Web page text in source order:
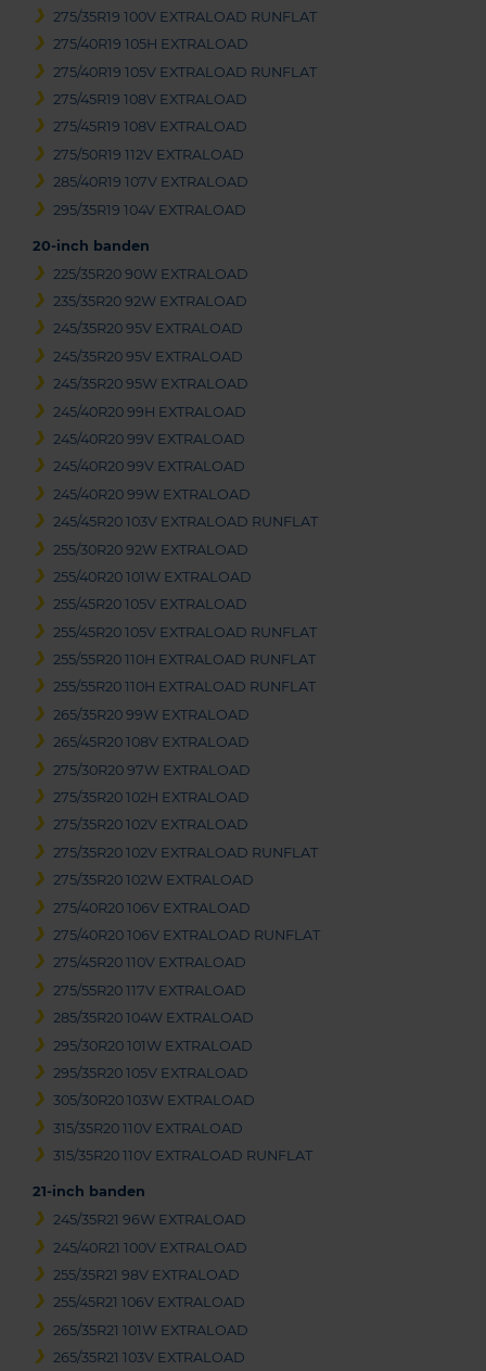
275/35R19 100V EXTRALOAD RUNFLAT
275/40R19 105H EXTRALOAD
275/40R19 105V EXTRALOAD RUNFLAT
275/45R19 108V EXTRALOAD
275/45R19 108V EXTRALOAD
275/50R19 112V EXTRALOAD
285/40R19 107V EXTRALOAD
295/35R19 104V EXTRALOAD
20-inch banden
225/35R20 90W EXTRALOAD
235/35R20 92W EXTRALOAD
245/35R20 95V EXTRALOAD
245/35R20 95V EXTRALOAD
245/35R20 95W EXTRALOAD
245/40R20 99H EXTRALOAD
245/40R20 99V EXTRALOAD
245/40R20 99V EXTRALOAD
245/40R20 99W EXTRALOAD
245/45R20 103V EXTRALOAD RUNFLAT
255/30R20 92W EXTRALOAD
255/40R20 101W EXTRALOAD
255/45R20 105V EXTRALOAD
255/45R20 105V EXTRALOAD RUNFLAT
255/55R20 110H EXTRALOAD RUNFLAT
255/55R20 110H EXTRALOAD RUNFLAT
265/35R20 99W EXTRALOAD
265/45R20 108V EXTRALOAD
275/30R20 97W EXTRALOAD
275/35R20 102H EXTRALOAD
275/35R20 102V EXTRALOAD
275/35R20 102V EXTRALOAD RUNFLAT
275/35R20 102W EXTRALOAD
275/40R20 106V EXTRALOAD
275/40R20 106V EXTRALOAD RUNFLAT
275/45R20 110V EXTRALOAD
275/55R20 117V EXTRALOAD
285/35R20 104W EXTRALOAD
295/30R20 101W EXTRALOAD
295/35R20 105V EXTRALOAD
305/30R20 103W EXTRALOAD
315/35R20 110V EXTRALOAD
315/35R20 110V EXTRALOAD RUNFLAT
21-inch banden
245/35R21 96W EXTRALOAD
245/40R21 100V EXTRALOAD
255/35R21 98V EXTRALOAD
255/45R21 106V EXTRALOAD
265/35R21 101W EXTRALOAD
265/35R21 103V EXTRALOAD